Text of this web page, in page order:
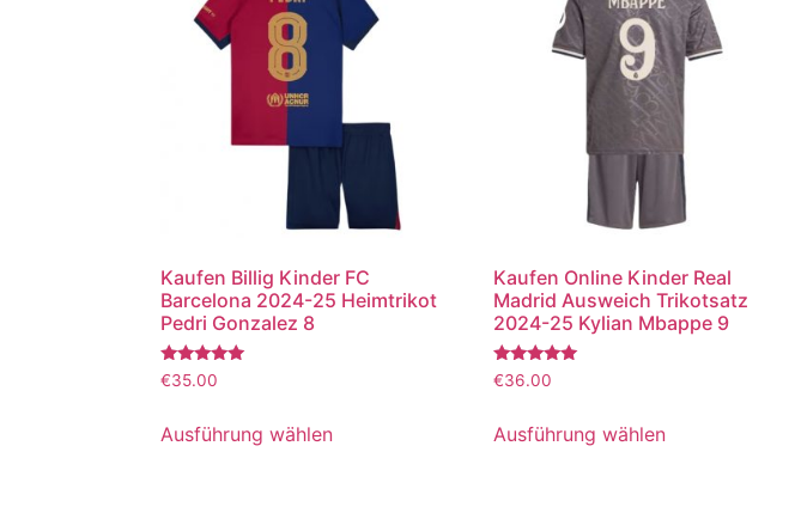
Kaufen Billig Kinder FC
Barcelona 2024-25 Heimtrikot
Pedri Gonzalez 8
Bewertet
mit
von 5
€35.00
Ausführung wählen
Kaufen Online Kinder Real
Madrid Ausweich Trikotsatz
2024-25 Kylian Mbappe 9
Bewertet
mit
von 5
€36.00
Ausführung wählen